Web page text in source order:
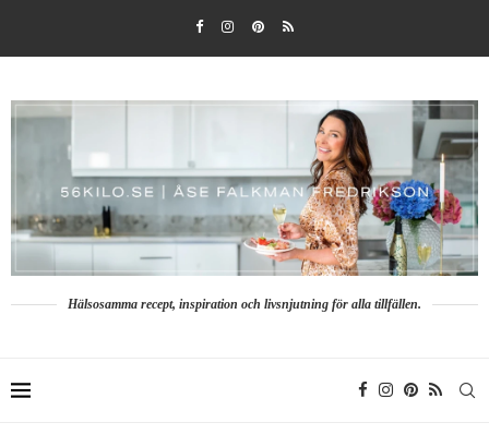
Hälsosamma recept, inspiration och livsnjutning för alla tillfällen.